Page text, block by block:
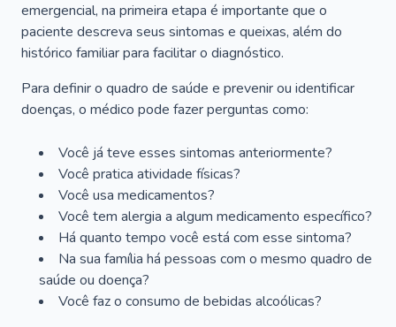
emergencial, na primeira etapa é importante que o
paciente descreva seus sintomas e queixas, além do
histórico familiar para facilitar o diagnóstico.
Para definir o quadro de saúde e prevenir ou identificar
doenças, o médico pode fazer perguntas como:
Você já teve esses sintomas anteriormente?
Você pratica atividade físicas?
Você usa medicamentos?
Você tem alergia a algum medicamento específico?
Há quanto tempo você está com esse sintoma?
Na sua família há pessoas com o mesmo quadro de
saúde ou doença?
Você faz o consumo de bebidas alcoólicas?